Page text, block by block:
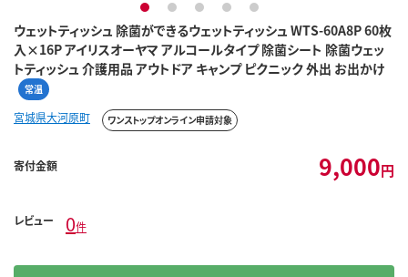
ウェットティッシュ 除菌ができるウェットティッシュ WTS-60A8P 60枚
入×16P アイリスオーヤマ アルコールタイプ 除菌シート 除菌ウェッ
トティッシュ 介護用品 アウトドア キャンプ ピクニック 外出 お出かけ
常温
1 2 3 4 5
宮城県大河原町 ワンストップオンライン申請対象
寄付金額 9,000円
レビュー 0件